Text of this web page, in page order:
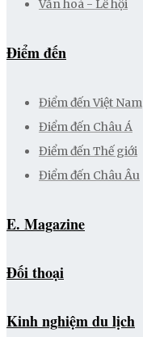
Văn hoá - Lễ hội
Điểm đến
Điểm đến Việt Nam
Điểm đến Châu Á
Điểm đến Thế giới
Điểm đến Châu Âu
E. Magazine
Đối thoại
Kinh nghiệm du lịch